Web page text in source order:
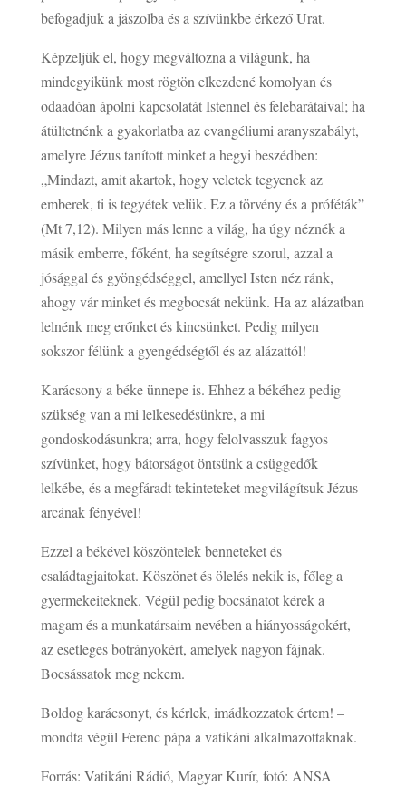
befogadjuk a jászolba és a szívünkbe érkező Urat.
Képzeljük el, hogy megváltozna a világunk, ha
mindegyikünk most rögtön elkezdené komolyan és
odaadóan ápolni kapcsolatát Istennel és felebarátaival; ha
átültetnénk a gyakorlatba az evangéliumi aranyszabályt,
amelyre Jézus tanított minket a hegyi beszédben:
„Mindazt, amit akartok, hogy veletek tegyenek az
emberek, ti is tegyétek velük. Ez a törvény és a próféták”
(Mt 7,12). Milyen más lenne a világ, ha úgy néznék a
másik emberre, főként, ha segítségre szorul, azzal a
jósággal és gyöngédséggel, amellyel Isten néz ránk,
ahogy vár minket és megbocsát nekünk. Ha az alázatban
lelnénk meg erőnket és kincsünket. Pedig milyen
sokszor félünk a gyengédségtől és az alázattól!
Karácsony a béke ünnepe is. Ehhez a békéhez pedig
szükség van a mi lelkesedésünkre, a mi
gondoskodásunkra; arra, hogy felolvasszuk fagyos
szívünket, hogy bátorságot öntsünk a csüggedők
lelkébe, és a megfáradt tekinteteket megvilágítsuk Jézus
arcának fényével!
Ezzel a békével köszöntelek benneteket és
családtagjaitokat. Köszönet és ölelés nekik is, főleg a
gyermekeiteknek. Végül pedig bocsánatot kérek a
magam és a munkatársaim nevében a hiányosságokért,
az esetleges botrányokért, amelyek nagyon fájnak.
Bocsássatok meg nekem.
Boldog karácsonyt, és kérlek, imádkozzatok értem! –
mondta végül Ferenc pápa a vatikáni alkalmazottaknak.
Forrás: Vatikáni Rádió, Magyar Kurír, fotó: ANSA